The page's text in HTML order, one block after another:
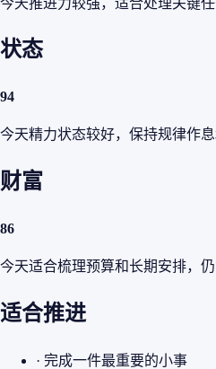
状态
94
今天精力状态较好，保持规律作息
财富
86
今天适合梳理预算和长期安排，
适合推进
· 完成一件最重要的小事